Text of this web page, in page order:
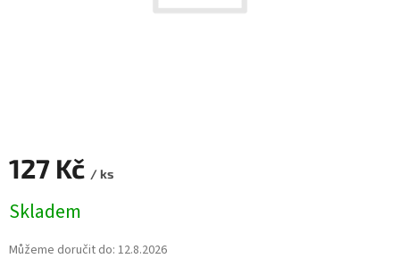
127 Kč / ks
cena:
Skladem
Můžeme doručit do: 12.8.2026